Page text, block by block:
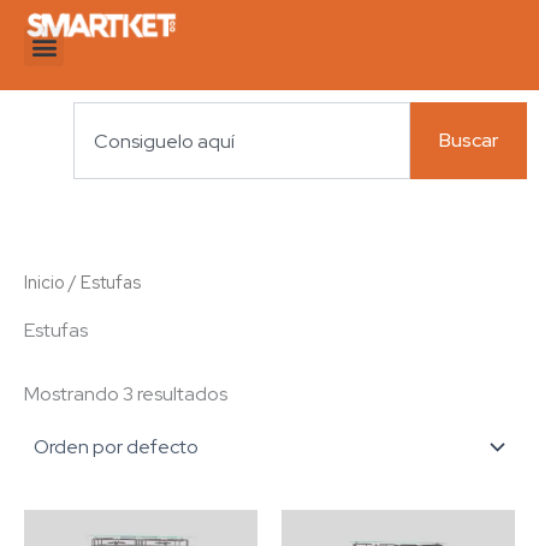
Buscar
Inicio / Estufas
Estufas
Mostrando 3 resultados